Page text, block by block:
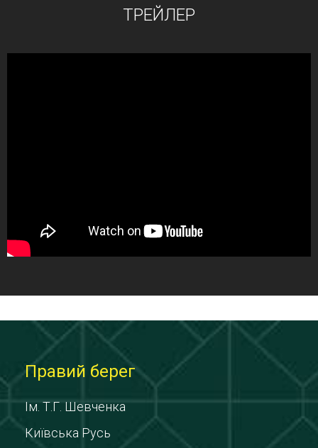
ТРЕЙЛЕР
Правий берег
Ім. Т.Г. Шевченка
Київська Русь